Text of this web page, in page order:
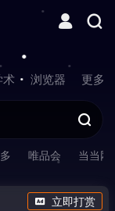
术 浏览器 更多
唯品会 当当网
立即打赏